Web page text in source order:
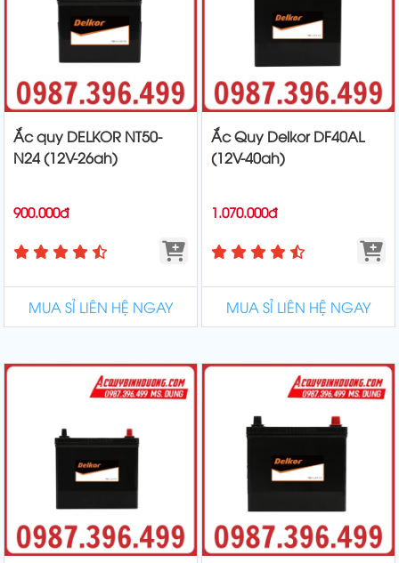
Ắc quy DELKOR NT50-
N24 (12V-26ah)
900.000đ
MUA SỈ LIÊN HỆ NGAY
Ắc Quy Delkor DF40AL
(12V-40ah)
1.070.000đ
MUA SỈ LIÊN HỆ NGAY